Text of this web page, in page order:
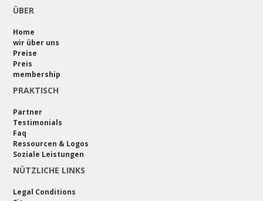
ÜBER
Home
wir über uns
Preise
Preis
membership
PRAKTISCH
Partner
Testimonials
Faq
Ressourcen & Logos
Soziale Leistungen
NÜTZLICHE LINKS
Legal Conditions